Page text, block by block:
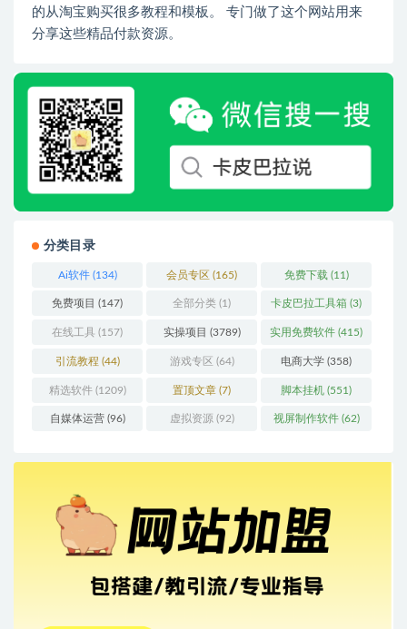
的从淘宝购买很多教程和模板。 专门做了这个网站用来
分享这些精品付款资源。
分类目录
Ai软件(134) 会员专区 (165) 免费下载 (11)
免费项目 (147) 全部分类 (1) 卡皮巴拉工具箱 (3)
在线工具 (157) 实操项目 (3789) 实用免费软件 (415)
引流教程 (44) 游戏专区 (64) 电商大学 (358)
精选软件(1209) 置顶文章 (7) 脚本挂机 (551)
自媒体运营(96) 虚拟资源(92) 视屏制作软件(62)